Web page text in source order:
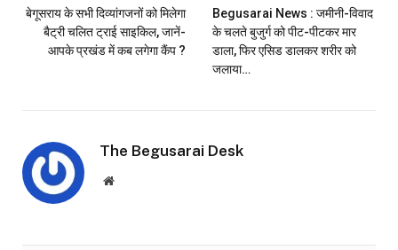
बेगूसराय के सभी दिव्यांगजनों को मिलेगा
बैट्री चलित ट्राई साइकिल, जानें-
आपके प्रखंड में कब लगेगा कैंप ?
Begusarai News : जमीनी-विवाद
के चलते बुजुर्ग को पीट-पीटकर मार
डाला, फिर एसिड डालकर शरीर को
जलाया…
The Begusarai Desk
Website